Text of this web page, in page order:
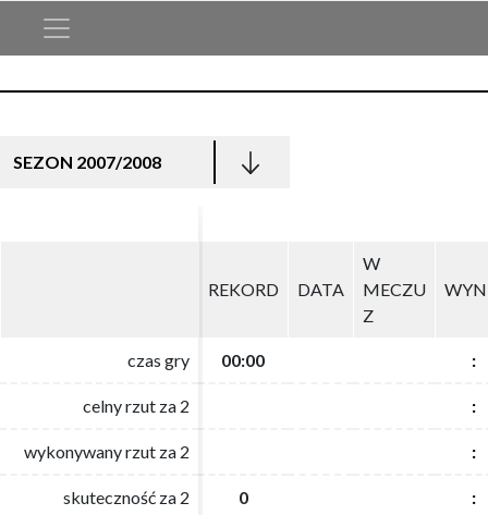
SEZON 2007/2008
REKORD DATA
W
MECZU
Z
czas gry 00:00 :
celny rzut za 2 :
wykonywany rzut za 2 :
skuteczność za 2 0 :
REKORD DATA
W
MECZU
Z
czas gry 00:00 :
celny rzut za 2 :
wykonywany rzut za 2 :
skuteczność za 2 0 :